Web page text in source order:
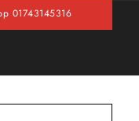
01743145316